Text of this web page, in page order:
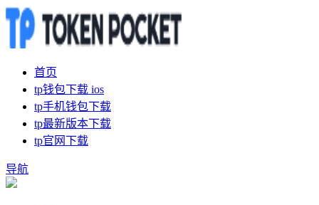
首页
tp钱包下载 ios
tp手机钱包下载
tp最新版本下载
tp官网下载
导航